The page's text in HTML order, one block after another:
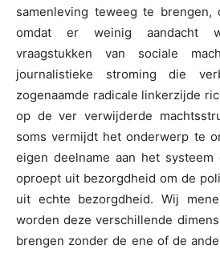
samenleving teweeg te
omdat er weinig aandacht
vraagstukken van sociale
journalistieke stroming die
zogenaamde radicale linkerzijde
op de ver verwijderde
soms vermijdt het onderwerp te
eigen deelname aan het
oproept uit bezorgdheid om de
uit echte bezorgdheid. Wij
worden deze verschillende
brengen zonder de ene of de